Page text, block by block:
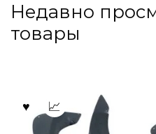
Недавно
товары